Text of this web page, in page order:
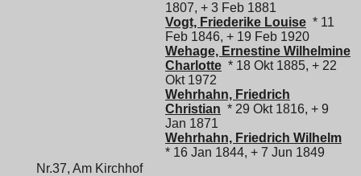
1807, + 3 Feb 1881
Vogt, Friederike Louise * 11
Feb 1846, + 19 Feb 1920
Wehage, Ernestine Wilhelmine
Charlotte * 18 Okt 1885, + 22
Okt 1972
Wehrhahn, Friedrich
Christian * 29 Okt 1816, + 9
Jan 1871
Wehrhahn, Friedrich Wilhelm
* 16 Jan 1844, + 7 Jun 1849
Nr.37, Am Kirchhof